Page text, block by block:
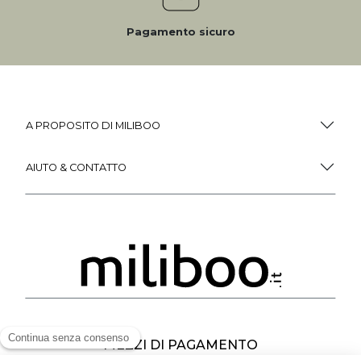
Pagamento sicuro
A PROPOSITO DI MILIBOO
AIUTO & CONTATTO
MEZZI DI PAGAMENTO